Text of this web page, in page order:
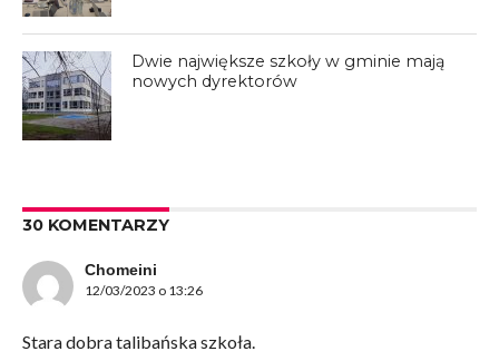
Dwie największe szkoły w gminie mają
nowych dyrektorów
30 KOMENTARZY
Chomeini
12/03/2023 o 13:26
Stara dobra talibańska szkoła.